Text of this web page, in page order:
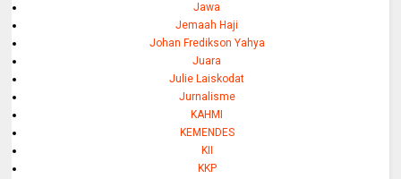
Jawa
Jemaah Haji
Johan Fredikson Yahya
Juara
Julie Laiskodat
Jurnalisme
KAHMI
KEMENDES
KII
KKP